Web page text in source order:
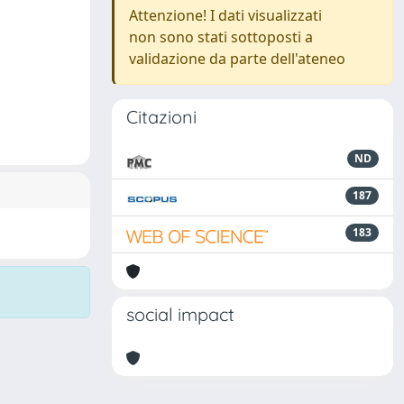
Attenzione! I dati visualizzati
non sono stati sottoposti a
validazione da parte dell'ateneo
Citazioni
ND
187
183
social impact